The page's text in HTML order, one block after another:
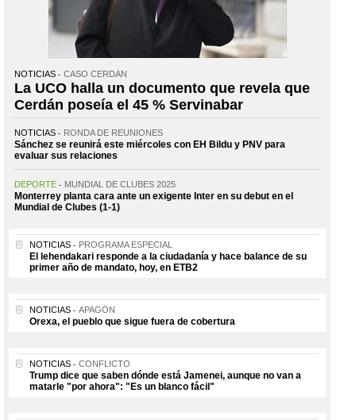
NOTICIAS CASO CERDÁN
La UCO halla un documento que revela que
Cerdán poseía el 45 % Servinabar
NOTICIAS RONDA DE REUNIONES
Sánchez se reunirá este miércoles con EH Bildu y PNV para
evaluar sus relaciones
DEPORTE MUNDIAL DE CLUBES 2025
Monterrey planta cara ante un exigente Inter en su debut en el
Mundial de Clubes (1-1)
NOTICIAS PROGRAMA ESPECIAL
El lehendakari responde a la ciudadanía y hace balance de su
primer año de mandato, hoy, en ETB2
NOTICIAS APAGÓN
Orexa, el pueblo que sigue fuera de cobertura
NOTICIAS CONFLICTO
Trump dice que saben dónde está Jamenei, aunque no van a
matarle "por ahora": "Es un blanco fácil"